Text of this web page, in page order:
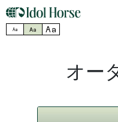
Aa Aa Aa
オー